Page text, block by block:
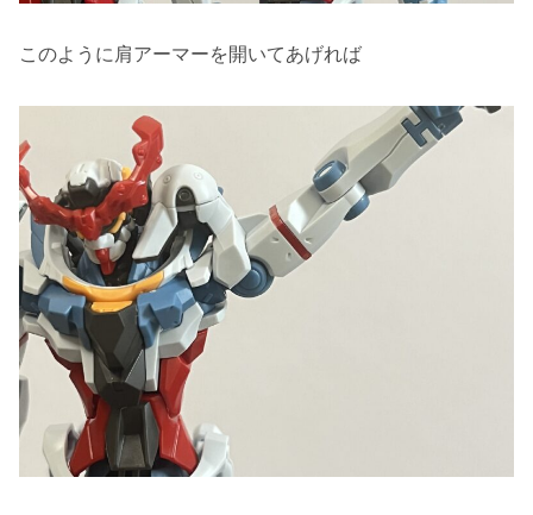
このように肩アーマーを開いてあげれば